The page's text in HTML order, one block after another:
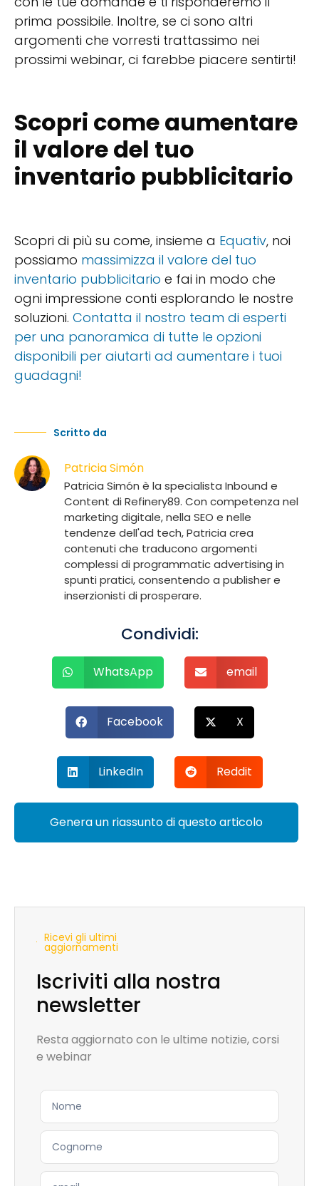
prima possibile. Inoltre, se ci sono altri
argomenti che vorresti trattassimo nei
prossimi webinar, ci farebbe piacere sentirti!
Scopri come aumentare
il valore del tuo
inventario pubblicitario
Scopri di più su come, insieme a Equativ, noi
possiamo massimizza il valore del tuo
inventario pubblicitario e fai in modo che
ogni impressione conti esplorando le nostre
soluzioni. Contatta il nostro team di esperti
per una panoramica di tutte le opzioni
disponibili per aiutarti ad aumentare i tuoi
guadagni!
Scritto da
Patricia Simón
Patricia Simón è la specialista Inbound e
Content di Refinery89. Con competenza nel
marketing digitale, nella SEO e nelle
tendenze dell'ad tech, Patricia crea
contenuti che traducono argomenti
complessi di programmatic advertising in
spunti pratici, consentendo a publisher e
inserzionisti di prosperare.
Condividi:
WhatsApp email
Facebook X
LinkedIn Reddit
Genera un riassunto di questo articolo
Ricevi gli ultimi
aggiornamenti
Iscriviti alla nostra
newsletter
Resta aggiornato con le ultime notizie, corsi
e webinar